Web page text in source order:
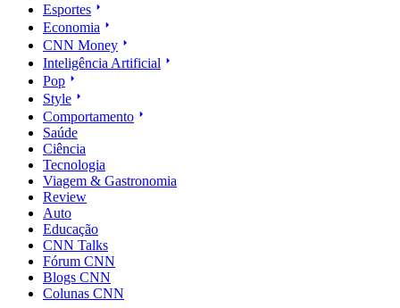
Esportes
Economia
CNN Money
Inteligência Artificial
Pop
Style
Comportamento
Saúde
Ciência
Tecnologia
Viagem & Gastronomia
Review
Auto
Educação
CNN Talks
Fórum CNN
Blogs CNN
Colunas CNN